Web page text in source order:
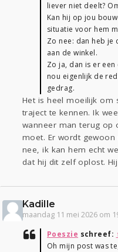
liever niet deelt?
Kan hij op jou
situatie voor hem
Zo nee: dan heb je
aan de winkel.
Zo ja, dan is er
nou eigenlijk de
gedrag.
Het is heel moeilijk om
traject te kennen. Ik
wanneer man terug op
moet. Er wordt gewoon
nee, ik kan hem echt
dat hij dit zelf oplost.
Kadille
maandag 11 mei 2026 om
Poeszie schreef:
Oh mijn post was